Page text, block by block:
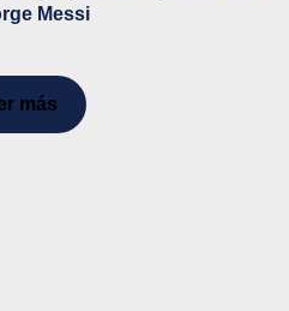
Messi
más